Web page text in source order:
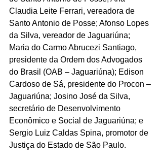
Claudia Leite Ferrari, vereadora de
Santo Antonio de Posse; Afonso Lopes
da Silva, vereador de Jaguariúna;
Maria do Carmo Abrucezi Santiago,
presidente da Ordem dos Advogados
do Brasil (OAB – Jaguariúna); Edison
Cardoso de Sá, presidente do Procon –
Jaguariúna; Josino José da Silva,
secretário de Desenvolvimento
Econômico e Social de Jaguariúna; e
Sergio Luiz Caldas Spina, promotor de
Justiça do Estado de São Paulo.